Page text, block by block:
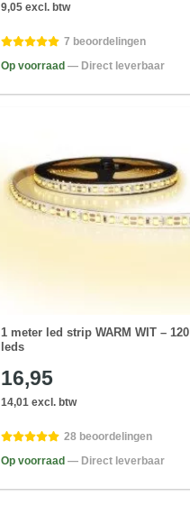
9,05 excl. btw
7 beoordelingen
Op voorraad — Direct leverbaar
1 meter led strip WARM WIT – 120
leds
16,95
14,01 excl. btw
28 beoordelingen
Op voorraad — Direct leverbaar